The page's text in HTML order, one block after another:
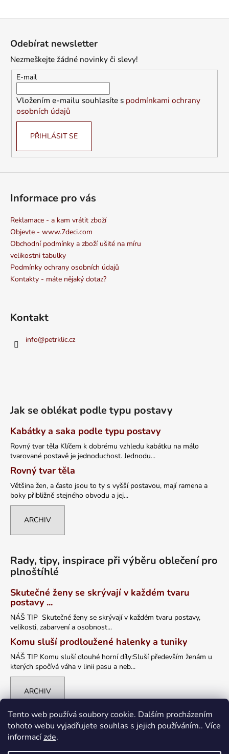
Tento web používá soubory cookie. Dalším procházením
tohoto webu vyjadřujete souhlas s jejich používáním.. Více
informacízde.
Odebírat newsletter
Nezmeškejte žádné novinky či slevy!
E-mail
Vložením e-mailu souhlasíte s podmínkami ochrany
osobních údajů
PŘIHLÁSIT SE
Informace pro vás
Reklamace - a kam vrátit zboží
Objevte - www.7deci.com
Obchodní podmínky a zboží ušité na míru
velikostni tabulky
Podmínky ochrany osobních údajů
Kontakty - máte nějaký dotaz?
Kontakt
info@petrklic.cz
Jak se oblékat podle typu postavy
Kabátky a saka podle typu postavy
Rovný tvar těla Klíčem k dobrému vzhledu kabátku na málo
tvarované postavě je jednoduchost. Jednodu...
Rovný tvar těla
Většina žen, a často jsou to ty s vyšší postavou, mají ramena a
boky přibližně stejného obvodu a jej...
ARCHIV
Rady, tipy, inspirace při výběru oblečení pro
plnoštíhlé
Skutečné ženy se skrývají v každém tvaru
postavy ...
NÁŠ TIP Skutečné ženy se skrývají v každém tvaru postavy,
velikosti, zabarvení a osobnost...
Komu sluší prodloužené halenky a tuniky
NÁŠ TIP Komu sluší dlouhé horní díly:Sluší především ženám u
kterých spočívá váha v linii pasu a neb...
ARCHIV